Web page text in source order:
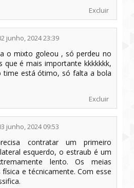
Excluir
junho, 2024 23:39
o mixto goleou , só perdeu no
que é mais importante kkkkkkk,
time está ótimo, só falta a bola
Excluir
junho, 2024 09:53
contratar um primeiro
esquerdo, o estraub é um
lento. Os meias
e técnicamente. Com esse